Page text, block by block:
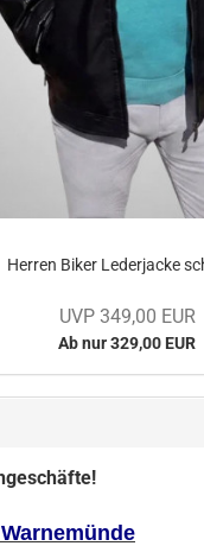
Her­ren Biker Le­der­ja­cke
UVP 349,00 EUR
Ab nur 329,00 EUR